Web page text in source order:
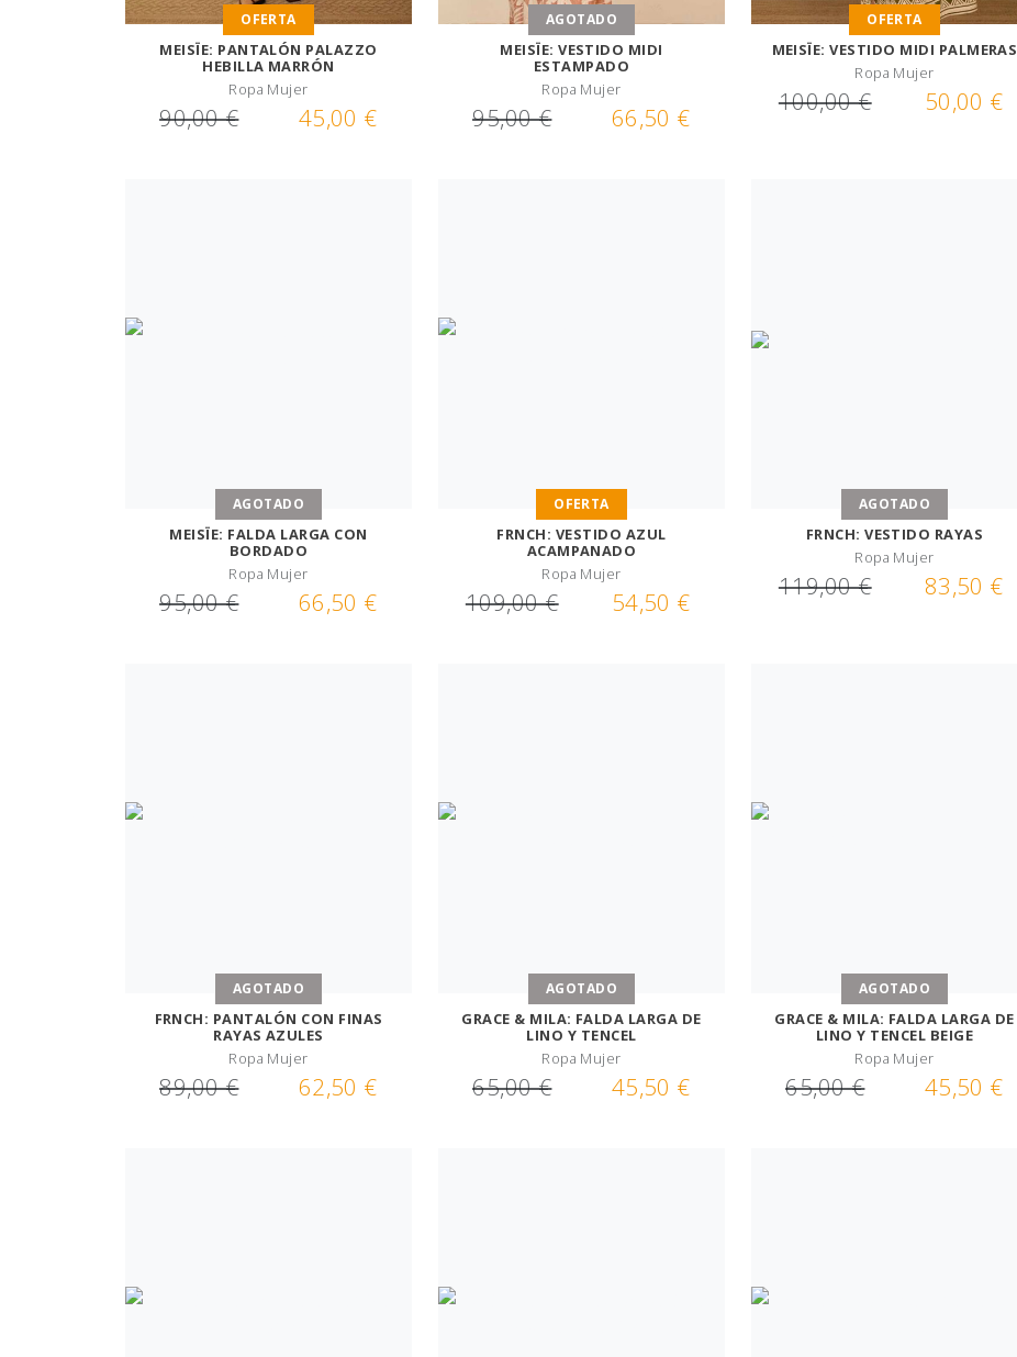
OFERTA
MEISÏE: PANTALÓN PALAZZO
HEBILLA MARRÓN
Ropa Mujer
90,00 € 45,00 €
AGOTADO
MEISÏE: VESTIDO MIDI
ESTAMPADO
Ropa Mujer
95,00 € 66,50 €
OFERTA
MEISÏE: VESTIDO MIDI PALMERAS
Ropa Mujer
100,00 € 50,00 €
AGOTADO
MEISÏE: FALDA LARGA CON
BORDADO
Ropa Mujer
95,00 € 66,50 €
OFERTA
FRNCH: VESTIDO AZUL
ACAMPANADO
Ropa Mujer
109,00 € 54,50 €
AGOTADO
FRNCH: VESTIDO RAYAS
Ropa Mujer
119,00 € 83,50 €
AGOTADO
FRNCH: PANTALÓN CON FINAS
RAYAS AZULES
Ropa Mujer
89,00 € 62,50 €
AGOTADO
GRACE & MILA: FALDA LARGA DE
LINO Y TENCEL
Ropa Mujer
65,00 € 45,50 €
AGOTADO
GRACE & MILA: FALDA LARGA DE
LINO Y TENCEL BEIGE
Ropa Mujer
65,00 € 45,50 €